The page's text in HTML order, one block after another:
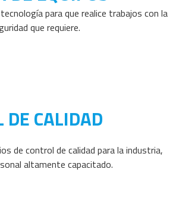
para que realice trabajos con la
que requiere.
DE CALIDAD
de control de calidad para la industria,
altamente capacitado.